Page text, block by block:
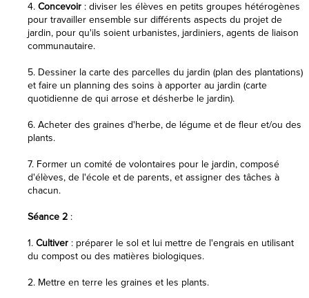
4. Concevoir : diviser les élèves en petits groupes hétérogènes
pour travailler ensemble sur différents aspects du projet de
jardin, pour qu'ils soient urbanistes, jardiniers, agents de liaison
communautaire.
5. Dessiner la carte des parcelles du jardin (plan des plantations)
et faire un planning des soins à apporter au jardin (carte
quotidienne de qui arrose et désherbe le jardin).
6. Acheter des graines d'herbe, de légume et de fleur et/ou des
plants.
7. Former un comité de volontaires pour le jardin, composé
d'élèves, de l'école et de parents, et assigner des tâches à
chacun.
Séance 2 :
1. Cultiver : préparer le sol et lui mettre de l'engrais en utilisant
du compost ou des matières biologiques.
2. Mettre en terre les graines et les plants.